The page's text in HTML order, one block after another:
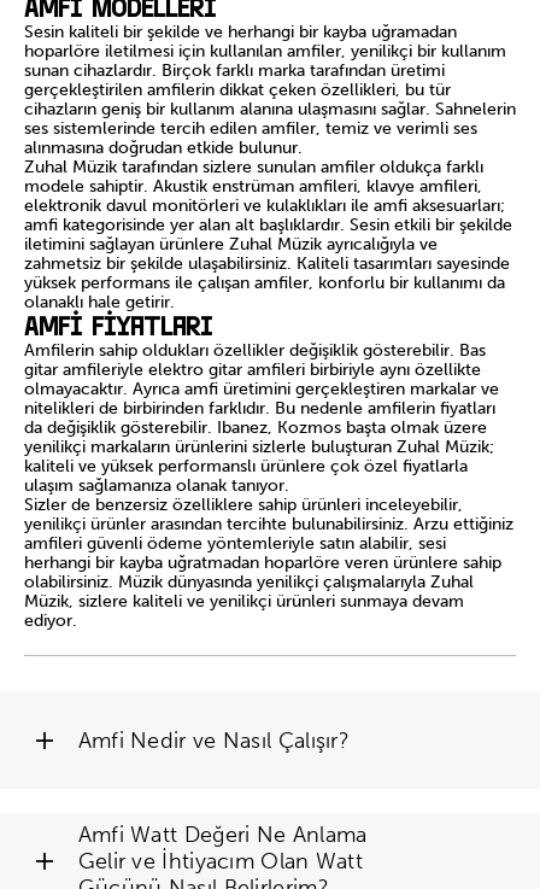
Amfi Modelleri
Sesin kaliteli bir şekilde ve herhangi bir kayba uğramadan
hoparlöre iletilmesi için kullanılan amfiler, yenilikçi bir kullanım
sunan cihazlardır. Birçok farklı marka tarafından üretimi
gerçekleştirilen amfilerin dikkat çeken özellikleri, bu tür
cihazların geniş bir kullanım alanına ulaşmasını sağlar. Sahnelerin
ses sistemlerinde tercih edilen amfiler, temiz ve verimli ses
alınmasına doğrudan etkide bulunur.
Zuhal Müzik tarafından sizlere sunulan amfiler oldukça farklı
modele sahiptir. Akustik enstrüman amfileri, klavye amfileri,
elektronik davul monitörleri ve kulaklıkları ile amfi aksesuarları;
amfi kategorisinde yer alan alt başlıklardır. Sesin etkili bir şekilde
iletimini sağlayan ürünlere Zuhal Müzik ayrıcalığıyla ve
zahmetsiz bir şekilde ulaşabilirsiniz. Kaliteli tasarımları sayesinde
yüksek performans ile çalışan amfiler, konforlu bir kullanımı da
olanaklı hale getirir.
Amfi Fiyatları
Amfilerin sahip oldukları özellikler değişiklik gösterebilir. Bas
gitar amfileriyle elektro gitar amfileri birbiriyle aynı özellikte
olmayacaktır. Ayrıca amfi üretimini gerçekleştiren markalar ve
nitelikleri de birbirinden farklıdır. Bu nedenle amfilerin fiyatları
da değişiklik gösterebilir. Ibanez, Kozmos başta olmak üzere
yenilikçi markaların ürünlerini sizlerle buluşturan Zuhal Müzik;
kaliteli ve yüksek performanslı ürünlere çok özel fiyatlarla
ulaşım sağlamanıza olanak tanıyor.
Sizler de benzersiz özelliklere sahip ürünleri inceleyebilir,
yenilikçi ürünler arasından tercihte bulunabilirsiniz. Arzu ettiğiniz
amfileri güvenli ödeme yöntemleriyle satın alabilir, sesi
herhangi bir kayba uğratmadan hoparlöre veren ürünlere sahip
olabilirsiniz. Müzik dünyasında yenilikçi çalışmalarıyla Zuhal
Müzik, sizlere kaliteli ve yenilikçi ürünleri sunmaya devam
ediyor.
Amfi Nedir ve Nasıl Çalışır?
Amfi (Amplifikatör), düşük güçteki elektrik
Amfi Watt Değeri Ne Anlama
Gelir ve İhtiyacım Olan Watt